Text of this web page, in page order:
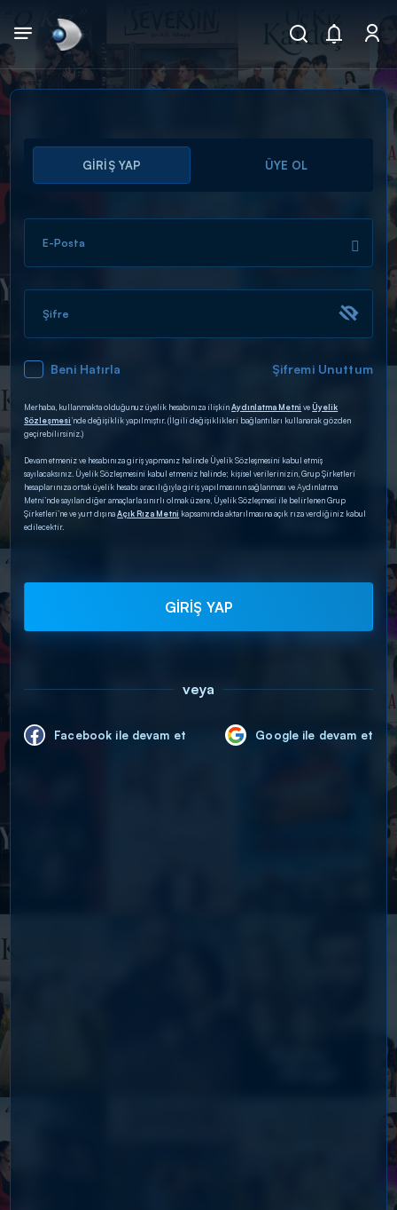
Arama
ARAMA SONUÇLARI
DİĞER SONUÇLAR
GİRİŞ YAP ÜYE OL
E-Posta
Şifre
Beni Hatırla Şifremi Unuttum
Merhaba, kullanmakta olduğunuz üyelik hesabınıza ilişkinAydınlatma Metni veÜyelik
Sözleşmesi’nde değişiklik yapılmıştır. (İlgili değişiklikleri bağlantıları kullanarak gözden
geçirebilirsiniz.)
Devam etmeniz ve hesabınıza giriş yapmanız halinde Üyelik Sözleşmesini kabul etmiş
sayılacaksınız. Üyelik Sözleşmesini kabul etmeniz halinde; kişisel verilerinizin, Grup Şirketleri
hesaplarınıza ortak üyelik hesabı aracılığıyla giriş yapılmasının sağlanması ve Aydınlatma
Metni’nde sayılan diğer amaçlarla sınırlı olmak üzere, Üyelik Sözleşmesi ile belirlenen Grup
Şirketleri’ne ve yurt dışınaAçık Rıza Metni kapsamında aktarılmasına açık rıza verdiğiniz kabul
edilecektir.
GİRİŞ YAP
veya
Facebook ile devam et Google ile devam et